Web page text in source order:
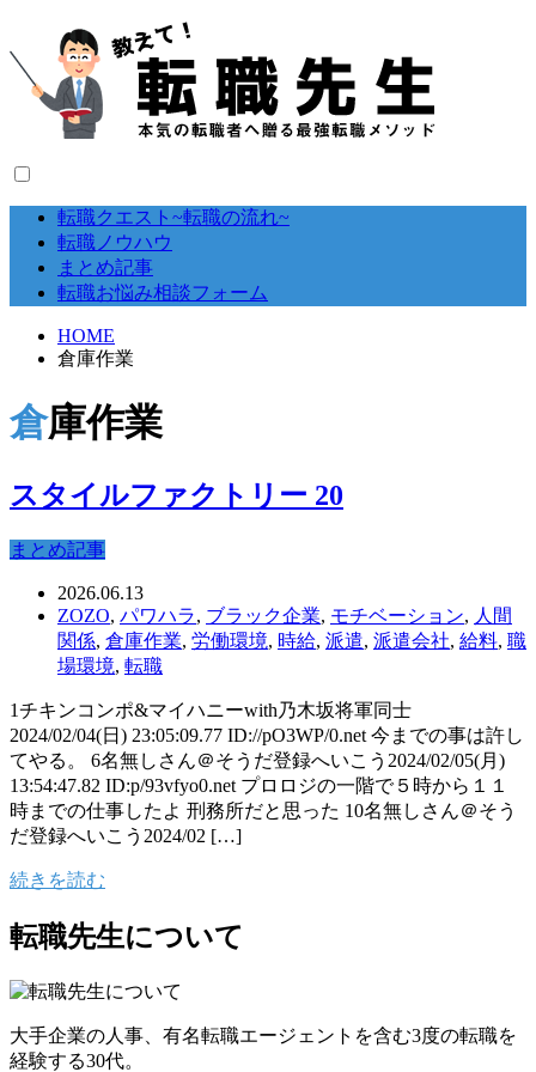
転職クエスト~転職の流れ~
転職ノウハウ
まとめ記事
転職お悩み相談フォーム
HOME
倉庫作業
倉庫作業
スタイルファクトリー 20
まとめ記事
2026.06.13
ZOZO, パワハラ, ブラック企業, モチベーション, 人間
関係, 倉庫作業, 労働環境, 時給, 派遣, 派遣会社, 給料, 職
場環境, 転職
1チキンコンポ&マイハニーwith乃木坂将軍同士
2024/02/04(日) 23:05:09.77 ID://pO3WP/0.net 今までの事は許し
てやる。 6名無しさん＠そうだ登録へいこう2024/02/05(月)
13:54:47.82 ID:p/93vfyo0.net プロロジの一階で５時から１１
時までの仕事したよ 刑務所だと思った 10名無しさん＠そう
だ登録へいこう2024/02 […]
続きを読む
転職先生について
大手企業の人事、有名転職エージェントを含む3度の転職を
経験する30代。